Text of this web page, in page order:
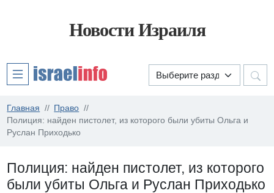
Новости Израиля
Главная
Право
Полиция: найден пистолет, из которого были убиты Ольга и
Руслан Приходько
Полиция: найден пистолет, из которого
были убиты Ольга и Руслан Приходько